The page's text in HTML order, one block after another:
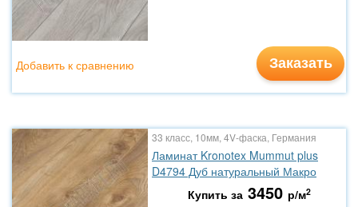
Заказать
Добавить к сравнению
33 класс, 10мм, 4V-фаска, Германия
Ламинат Kronotex Mummut plus
D4794 Дуб натуральный Макро
Купить за 3450 р/м2